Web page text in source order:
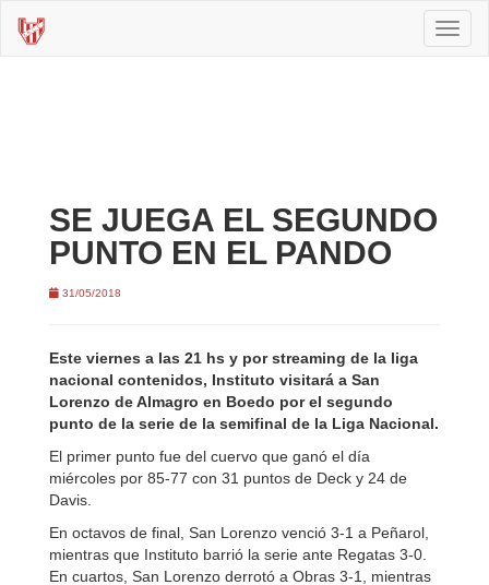
SE JUEGA EL SEGUNDO
PUNTO EN EL PANDO
31/05/2018
Este viernes a las 21 hs y por streaming de la liga
nacional contenidos, Instituto visitará a San
Lorenzo de Almagro en Boedo por el segundo
punto de la serie de la semifinal de la Liga Nacional.
El primer punto fue del cuervo que ganó el día
miércoles por 85-77 con 31 puntos de Deck y 24 de
Davis.
En octavos de final, San Lorenzo venció 3-1 a Peñarol,
mientras que Instituto barrió la serie ante Regatas 3-0.
En cuartos, San Lorenzo derrotó a Obras 3-1, mientras